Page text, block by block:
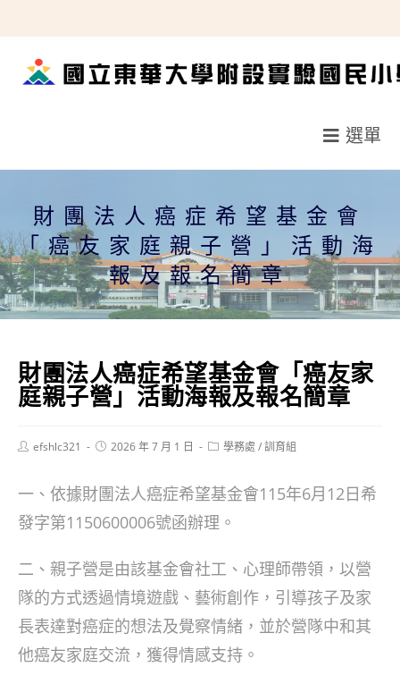
轉
選單
財團法人癌症希望基金會
「癌友家庭親子營」活動海
報及報名簡章
財團法人癌症希望基金會「癌友家
庭親子營」活動海報及報名簡章
Postefshlc321
Post2026 年 7 月 1 日
Post學務處 /訓育組
一、依據財團法人癌症希望基金會115年6月12日希
發字第1150600006號函辦理。
二、親子營是由該基金會社工、心理師帶領，以營
隊的方式透過情境遊戲、藝術創作，引導孩子及家
長表達對癌症的想法及覺察情緒，並於營隊中和其
他癌友家庭交流，獲得情感支持。